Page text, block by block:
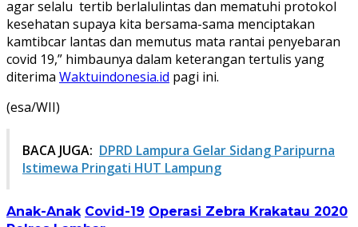
agar selalu tertib berlalulintas dan mematuhi protokol
kesehatan supaya kita bersama-sama menciptakan
kamtibcar lantas dan memutus mata rantai penyebaran
covid 19,” himbaunya dalam keterangan tertulis yang
diterima Waktuindonesia.id pagi ini.
(esa/WII)
BACA JUGA: DPRD Lampura Gelar Sidang Paripurna
Istimewa Pringati HUT Lampung
Anak-Anak Covid-19 Operasi Zebra Krakatau 2020